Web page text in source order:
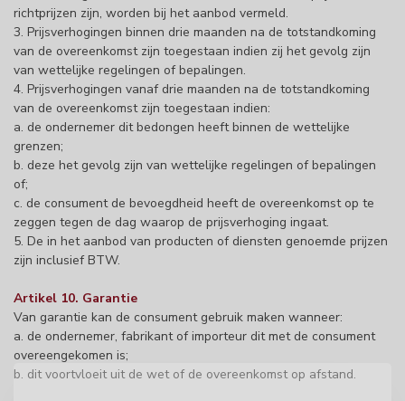
richtprijzen zijn, worden bij het aanbod vermeld.
3. Prijsverhogingen binnen drie maanden na de totstandkoming
van de overeenkomst zijn toegestaan indien zij het gevolg zijn
van wettelijke regelingen of bepalingen.
4. Prijsverhogingen vanaf drie maanden na de totstandkoming
van de overeenkomst zijn toegestaan indien:
a. de ondernemer dit bedongen heeft binnen de wettelijke
grenzen;
b. deze het gevolg zijn van wettelijke regelingen of bepalingen
of;
c. de consument de bevoegdheid heeft de overeenkomst op te
zeggen tegen de dag waarop de prijsverhoging ingaat.
5. De in het aanbod van producten of diensten genoemde prijzen
zijn inclusief BTW.
Artikel 10. Garantie
Van garantie kan de consument gebruik maken wanneer:
a. de ondernemer, fabrikant of importeur dit met de consument
overeengekomen is;
b. dit voortvloeit uit de wet of de overeenkomst op afstand.